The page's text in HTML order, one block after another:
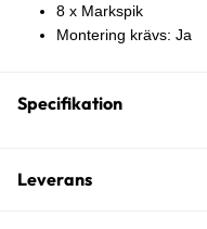
8 x Markspik
Montering krävs: Ja
Specifikation
Leverans